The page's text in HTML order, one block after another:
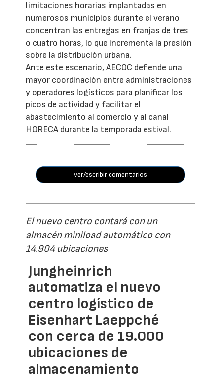
limitaciones horarias implantadas en
numerosos municipios durante el verano
concentran las entregas en franjas de tres
o cuatro horas, lo que incrementa la presión
sobre la distribución urbana.
Ante este escenario, AECOC defiende una
mayor coordinación entre administraciones
y operadores logísticos para planificar los
picos de actividad y facilitar el
abastecimiento al comercio y al canal
HORECA durante la temporada estival.
ver/escribir comentarios
El nuevo centro contará con un
almacén miniload automático con
14.904 ubicaciones
Jungheinrich
automatiza el nuevo
centro logístico de
Eisenhart Laeppché
con cerca de 19.000
ubicaciones de
almacenamiento